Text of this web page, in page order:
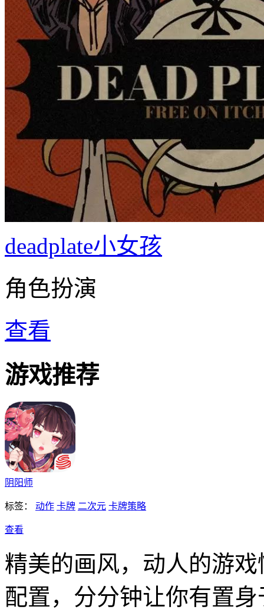
deadplate小女孩
角色扮演
查看
游戏推荐
阴阳师
标签： 动作 卡牌 二次元 卡牌策略
查看
精美的画风，动人的游
配置，分分钟让你有置